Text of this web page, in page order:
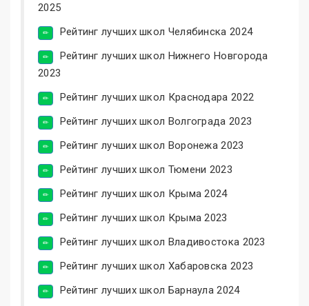
2025
Рейтинг лучших школ Челябинска 2024
Рейтинг лучших школ Нижнего Новгорода
2023
Рейтинг лучших школ Краснодара 2022
Рейтинг лучших школ Волгограда 2023
Рейтинг лучших школ Воронежа 2023
Рейтинг лучших школ Тюмени 2023
Рейтинг лучших школ Крыма 2024
Рейтинг лучших школ Крыма 2023
Рейтинг лучших школ Владивостока 2023
Рейтинг лучших школ Хабаровска 2023
Рейтинг лучших школ Барнаула 2024